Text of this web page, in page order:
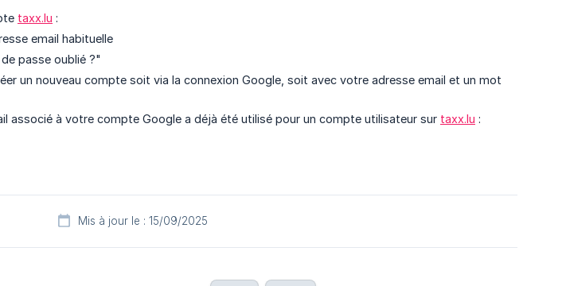
taxx.lu :
email habituelle
passe oublié ?"
un nouveau compte soit via la connexion Google, soit avec votre adresse email et un mot
associé à votre compte Google a déjà été utilisé pour un compte utilisateur sur taxx.lu :
Mis à jour le : 15/09/2025